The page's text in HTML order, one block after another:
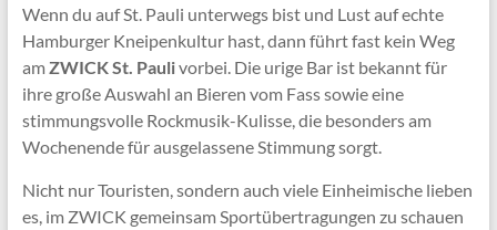
Wenn du auf St. Pauli unterwegs bist und Lust auf echte
Hamburger Kneipenkultur hast, dann führt fast kein Weg
amZWICK St. Paulivorbei. Die urige Bar ist bekannt für
ihre große Auswahl an Bieren vom Fass sowie eine
stimmungsvolle Rockmusik-Kulisse, die besonders am
Wochenende für ausgelassene Stimmung sorgt.
Nicht nur Touristen, sondern auch viele Einheimische lieben
es, im ZWICK gemeinsam Sportübertragungen zu schauen